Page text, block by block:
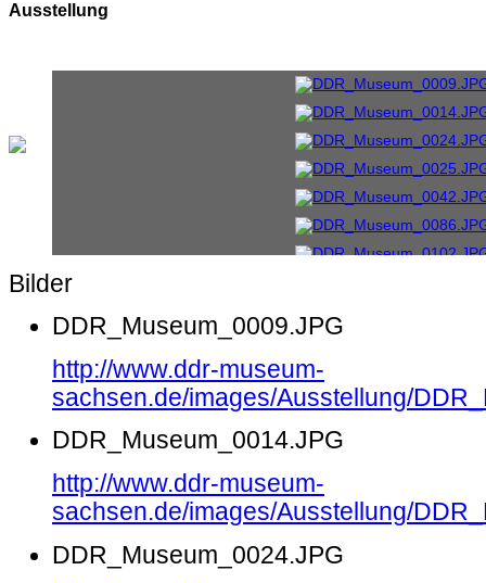
Ausstellung
Bilder
DDR_Museum_0009.JPG
http://www.ddr-museum-
sachsen.de/images/Ausstellung/
DDR_Museum_0014.JPG
http://www.ddr-museum-
sachsen.de/images/Ausstellung/
DDR_Museum_0024.JPG